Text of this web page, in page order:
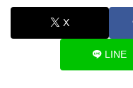
X
LINE